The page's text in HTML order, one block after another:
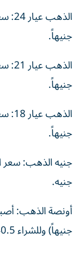
جنيهاً.
جنيهاً.
جنيهاً.
جنيه.
جنيهاً) وللشراء 4340.5 دولاراً (215,871 جنيهاً).